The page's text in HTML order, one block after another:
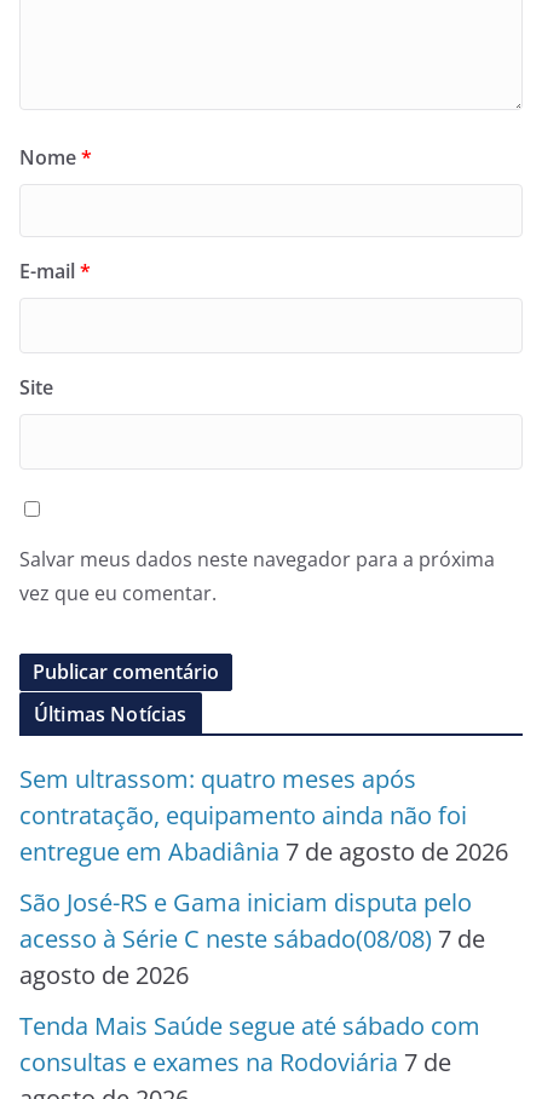
Nome*
E-mail*
Site
Salvar meus dados neste navegador para a próxima
vez que eu comentar.
Últimas Notícias
Sem ultrassom: quatro meses após
contratação, equipamento ainda não foi
entregue em Abadiânia 7 de agosto de 2026
São José-RS e Gama iniciam disputa pelo
acesso à Série C neste sábado(08/08) 7 de
agosto de 2026
Tenda Mais Saúde segue até sábado com
consultas e exames na Rodoviária 7 de